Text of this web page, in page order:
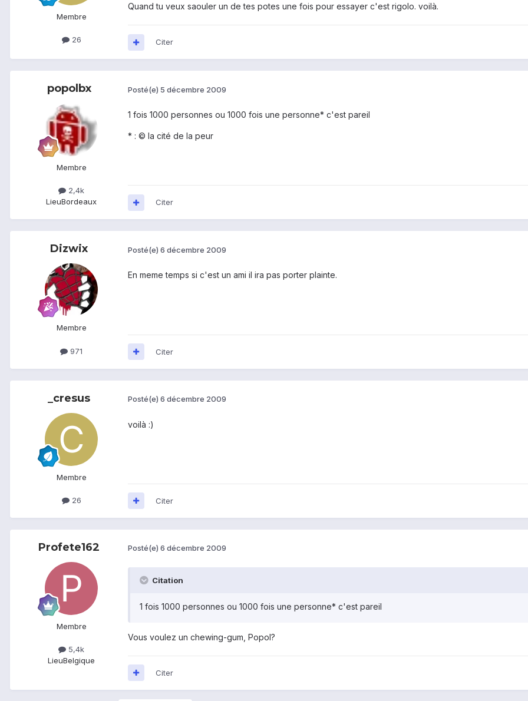
Membre
26
Quand tu veux saouler un de tes potes une fois pour essayer c'est rigolo. voilà.
Citer
popolbx
Membre
2,4k
LieuBordeaux
Posté(e) 5 décembre 2009
1 fois 1000 personnes ou 1000 fois une personne* c'est pareil
* : © la cité de la peur
Citer
Dizwix
Membre
971
Posté(e) 6 décembre 2009
En meme temps si c'est un ami il ira pas porter plainte.
Citer
_cresus
Membre
26
Posté(e) 6 décembre 2009
voilà :)
Citer
Profete162
Membre
5,4k
LieuBelgique
Posté(e) 6 décembre 2009
Citation
1 fois 1000 personnes ou 1000 fois une personne* c'est pareil
Vous voulez un chewing-gum, Popol?
Citer